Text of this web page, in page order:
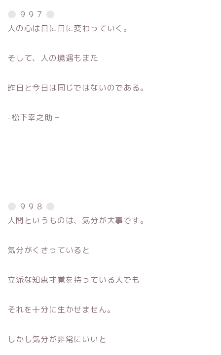
９９７
人の心は日に日に変わっていく。
そして、人の境遇もまた
昨日と今日は同じではないのである。
-松下幸之助 –
９９８
人間というものは、気分が大事です。
気分がくさっていると
立派な知恵才覚を持っている人でも
それを十分に生かせません。
しかし気分が非常にいいと